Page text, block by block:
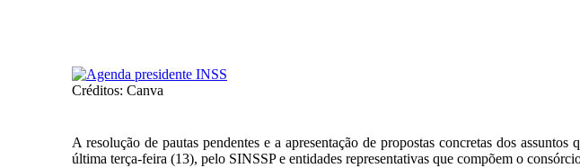
Créditos: Canva
A resolução de pautas pendentes e a apresentação de propostas concretas dos
última terça-feira (13), pelo SINSSP e entidades representativas que compõem o